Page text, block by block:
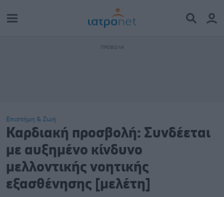
Επιστήμη & Ζωή
Καρδιακή προσβολή: Συνδέεται
με αυξημένο κίνδυνο
μελλοντικής νοητικής
εξασθένησης [μελέτη]